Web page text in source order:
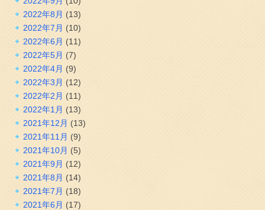
2022年8月 (13)
2022年7月 (10)
2022年6月 (11)
2022年5月 (7)
2022年4月 (9)
2022年3月 (12)
2022年2月 (11)
2022年1月 (13)
2021年12月 (13)
2021年11月 (9)
2021年10月 (5)
2021年9月 (12)
2021年8月 (14)
2021年7月 (18)
2021年6月 (17)